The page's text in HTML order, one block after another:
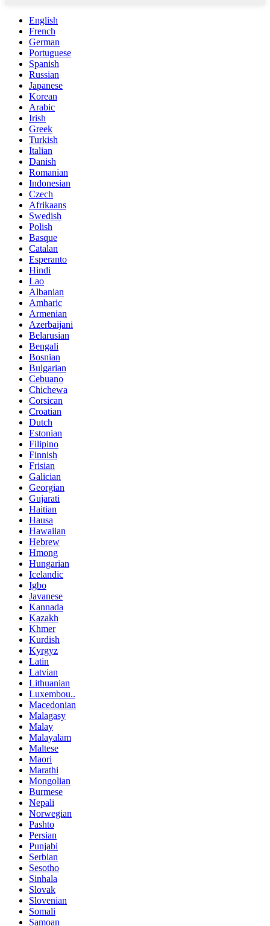
English
French
German
Portuguese
Spanish
Russian
Japanese
Korean
Arabic
Irish
Greek
Turkish
Italian
Danish
Romanian
Indonesian
Czech
Afrikaans
Swedish
Polish
Basque
Catalan
Esperanto
Hindi
Lao
Albanian
Amharic
Armenian
Azerbaijani
Belarusian
Bengali
Bosnian
Bulgarian
Cebuano
Chichewa
Corsican
Croatian
Dutch
Estonian
Filipino
Finnish
Frisian
Galician
Georgian
Gujarati
Haitian
Hausa
Hawaiian
Hebrew
Hmong
Hungarian
Icelandic
Igbo
Javanese
Kannada
Kazakh
Khmer
Kurdish
Kyrgyz
Latin
Latvian
Lithuanian
Luxembou..
Macedonian
Malagasy
Malay
Malayalam
Maltese
Maori
Marathi
Mongolian
Burmese
Nepali
Norwegian
Pashto
Persian
Punjabi
Serbian
Sesotho
Sinhala
Slovak
Slovenian
Somali
Samoan